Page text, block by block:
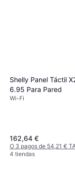
Shelly Panel Táctil
6.95 Para Pared
Wi-Fi
162,64 €
O 3 pagos de 54,21 €
4 tiendas